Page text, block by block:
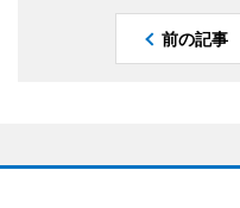
前の記事